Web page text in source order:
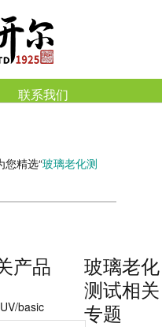
联系我们
您精选“玻璃老化测
产品
basic
玻璃老化
测试相关
专题